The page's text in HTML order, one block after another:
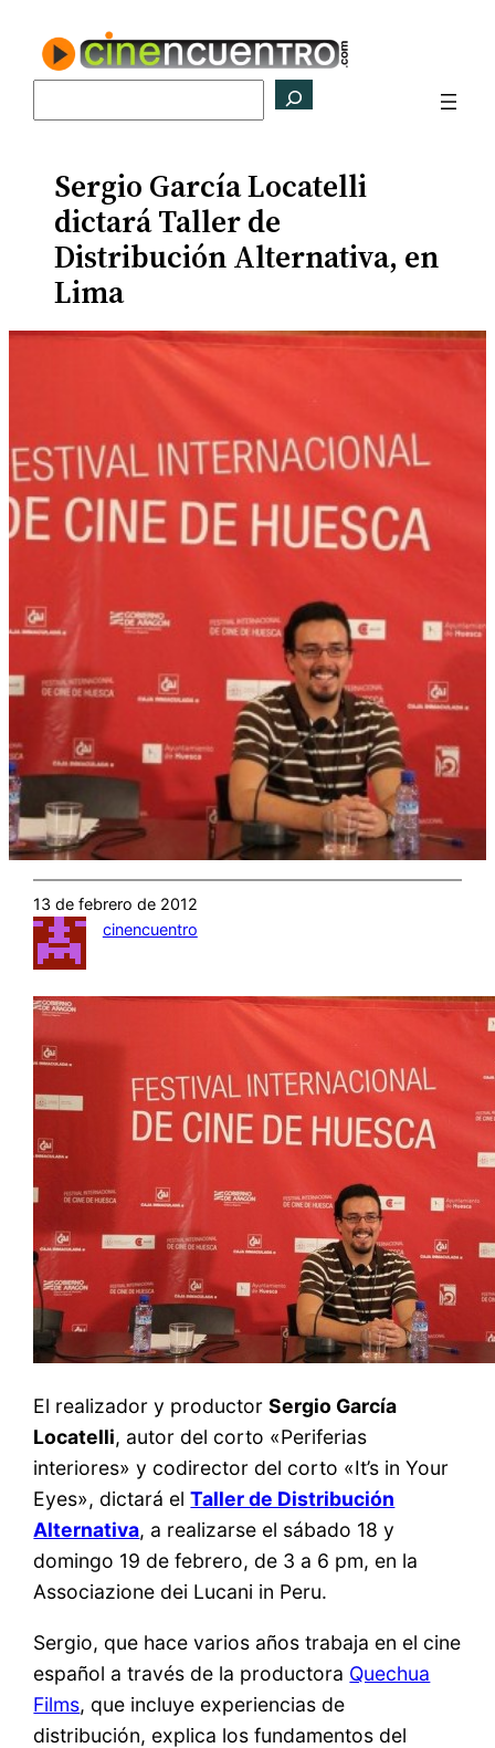
contenido
Sergio García Locatelli
dictará Taller de
Distribución Alternativa, en
Lima
13 de febrero de 2012
cinencuentro
El realizador y productorSergio García
Locatelli, autor del corto «Periferias
interiores» y codirector del corto «It’s in Your
Eyes», dictará elTaller de Distribución
Alternativa, a realizarse el sábado 18 y
domingo 19 de febrero, de 3 a 6 pm, en la
Associazione dei Lucani in Peru.
Sergio, que hace varios años trabaja en el cine
español a través de la productora Quechua
Films, que incluye experiencias de
distribución, explica los fundamentos del